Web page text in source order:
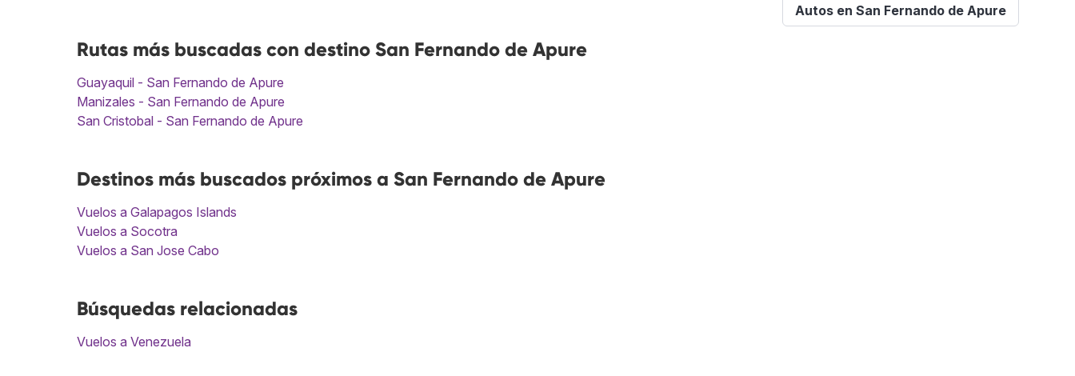
Rutas más buscadas con destino San Fernando de Apure
Guayaquil - San Fernando de Apure
Manizales - San Fernando de Apure
San Cristobal - San Fernando de Apure
Destinos más buscados próximos a San Fernando de Apure
Vuelos a Galapagos Islands
Vuelos a Socotra
Vuelos a San Jose Cabo
Búsquedas relacionadas
Vuelos a Venezuela
Autos en San Fernando de Apure